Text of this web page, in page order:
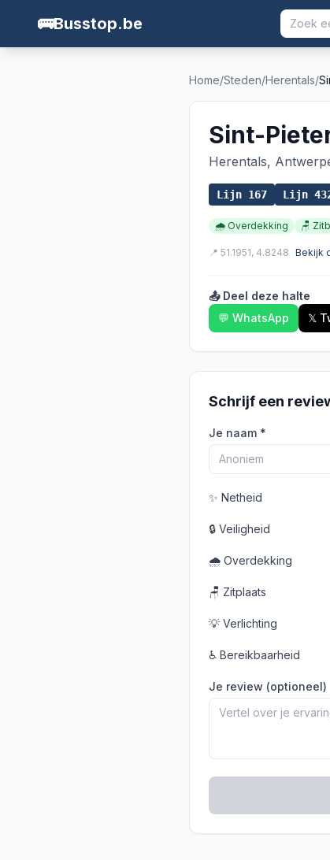
🚌Busstop.be
Home/Steden/Herentals/
Sint-
Herentals,
Lijn 167 Lijn
🌧️ Overdekking 🪑
📍 51.1951, 4.8248 Bekijk
📤 Deel deze halte
💬 WhatsApp
𝕏
Schrijf een
Je naam *
✨ Netheid
🔒 Veiligheid
🌧️ Overdekking
🪑 Zitplaats
💡 Verlichting
♿ Bereikbaarheid
Je review (optioneel)